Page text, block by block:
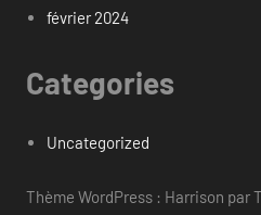
février 2024
Categories
Uncategorized
Thème WordPress : Harrison par